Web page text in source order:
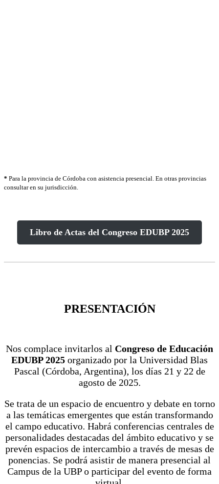
* Para la provincia de Córdoba con asistencia presencial. En otras provincias
consultar en su jurisdicción.
Libro de Actas del Congreso EDUBP 2025
PRESENTACIÓN
Nos complace invitarlos al Congreso de Educación
EDUBP 2025 organizado por la Universidad Blas
Pascal (Córdoba, Argentina), los días 21 y 22 de
agosto de 2025.
Se trata de un espacio de encuentro y debate en torno
a las temáticas emergentes que están transformando
el campo educativo. Habrá conferencias centrales de
personalidades destacadas del ámbito educativo y se
prevén espacios de intercambio a través de mesas de
ponencias. Se podrá asistir de manera presencial al
Campus de la UBP o participar del evento de forma